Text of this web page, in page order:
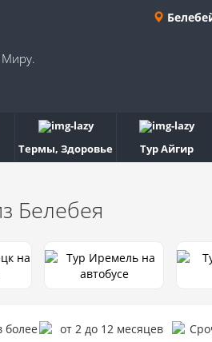
Термы, Здоровье Тур Айгир
Белебея